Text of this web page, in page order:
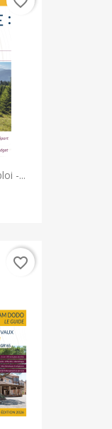
-...
favorite_border